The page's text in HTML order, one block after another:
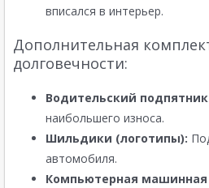
вписался в интерьер.
Дополнительная
долговечности:
Водительский
наибольшего износа.
Шильдики (логотипы):
автомобиля.
Компьютерная